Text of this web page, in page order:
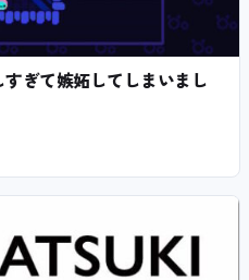
ぎて嫉妬してしまいまし